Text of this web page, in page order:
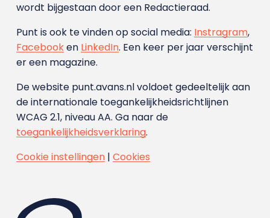
wordt bijgestaan door een Redactieraad.
Punt is ook te vinden op social media: Instragram,
Facebooken LinkedIn. Een keer per jaar verschijnt
er een magazine.
De website punt.avans.nl voldoet gedeeltelijk aan
de internationale toegankelijkheidsrichtlijnen
WCAG 2.1, niveau AA. Ga naar de
toegankelijkheidsverklaring.
Cookie instellingen| Cookies